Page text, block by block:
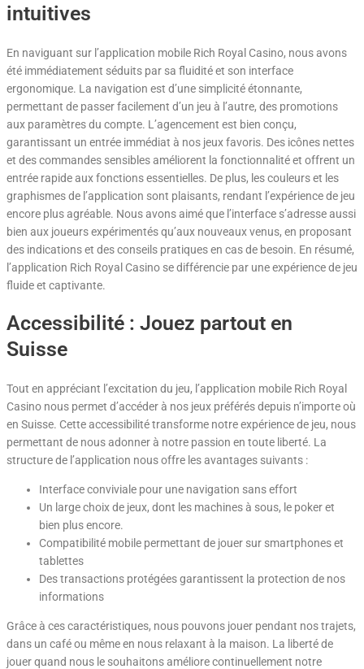
intuitives
En naviguant sur l’application mobile Rich Royal Casino, nous avons
été immédiatement séduits par sa fluidité et son interface
ergonomique. La navigation est d’une simplicité étonnante,
permettant de passer facilement d’un jeu à l’autre, des promotions
aux paramètres du compte. L’agencement est bien conçu,
garantissant un entrée immédiat à nos jeux favoris. Des icônes nettes
et des commandes sensibles améliorent la fonctionnalité et offrent un
entrée rapide aux fonctions essentielles. De plus, les couleurs et les
graphismes de l’application sont plaisants, rendant l’expérience de jeu
encore plus agréable. Nous avons aimé que l’interface s’adresse aussi
bien aux joueurs expérimentés qu’aux nouveaux venus, en proposant
des indications et des conseils pratiques en cas de besoin. En résumé,
l’application Rich Royal Casino se différencie par une expérience de jeu
fluide et captivante.
Accessibilité : Jouez partout en
Suisse
Tout en appréciant l’excitation du jeu, l’application mobile Rich Royal
Casino nous permet d’accéder à nos jeux préférés depuis n’importe où
en Suisse. Cette accessibilité transforme notre expérience de jeu, nous
permettant de nous adonner à notre passion en toute liberté. La
structure de l’application nous offre les avantages suivants :
Interface conviviale pour une navigation sans effort
Un large choix de jeux, dont les machines à sous, le poker et
bien plus encore.
Compatibilité mobile permettant de jouer sur smartphones et
tablettes
Des transactions protégées garantissent la protection de nos
informations
Grâce à ces caractéristiques, nous pouvons jouer pendant nos trajets,
dans un café ou même en nous relaxant à la maison. La liberté de
jouer quand nous le souhaitons améliore continuellement notre